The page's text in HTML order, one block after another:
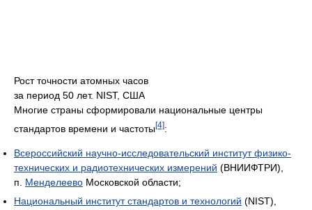
Рост точности атомных часов
за период 50 лет. NIST, США
Многие страны сформировали национальные центры
стандартов времени и частоты[4]:
Всероссийский научно-исследовательский институт физико-
технических и радиотехнических измерений (ВНИИФТРИ),
п. Менделеево Московской области;
Национальный институт стандартов и технологий (NIST),